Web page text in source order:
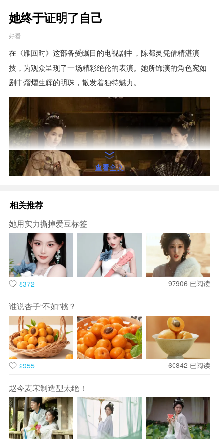
她终于证明了自己
好看
在《雁回时》这部备受瞩目的电视剧中，陈都灵凭借精湛演
技，为观众呈现了一场精彩绝伦的表演。她所饰演的角色宛如
剧中熠熠生辉的明珠，散发着独特魅力。
陈都灵以其温婉灵动的气质，完美契合角色形象。剧中，她身
着古朴典雅的服饰，青丝如瀑，眉眼含情，举手投足间尽显古
回那个充满故事的时代。
查看全文
相关推荐
她用实力撕掉爱豆标签
8372 97906 已阅读
谁说杏子“不如”桃？
2955 60842 已阅读
赵今麦宋制造型太绝！